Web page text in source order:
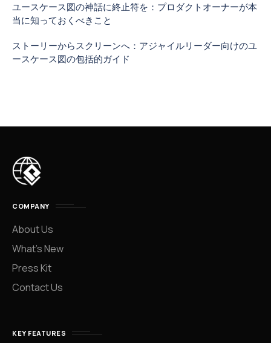
ユースケース図の神話に終止符を：プロダクトオーナーが本
当に知っておくべきこと
ストーリーからスクリーンへ：アジャイルリーダー向けのユ
ースケース図の包括的ガイド
COMPANY
About Us
What’s New
Press Kit
Contact Us
KEY FEATURES